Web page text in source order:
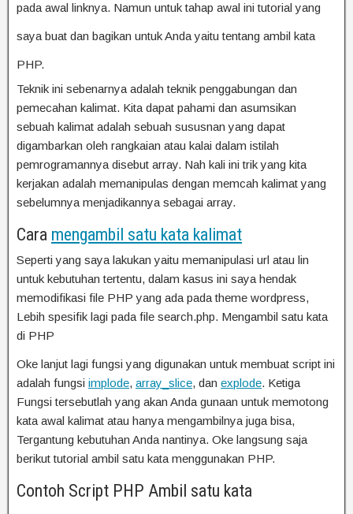
pada awal linknya. Namun untuk tahap awal ini tutorial yang
saya buat dan bagikan untuk Anda yaitu tentang ambil kata
PHP.
Teknik ini sebenarnya adalah teknik penggabungan dan
pemecahan kalimat. Kita dapat pahami dan asumsikan
sebuah kalimat adalah sebuah sususnan yang dapat
digambarkan oleh rangkaian atau kalai dalam istilah
pemrogramannya disebut array. Nah kali ini trik yang kita
kerjakan adalah memanipulas dengan memcah kalimat yang
sebelumnya menjadikannya sebagai array.
Cara mengambil satu kata kalimat
Seperti yang saya lakukan yaitu memanipulasi url atau lin
untuk kebutuhan tertentu, dalam kasus ini saya hendak
memodifikasi file PHP yang ada pada theme wordpress,
Lebih spesifik lagi pada file search.php. Mengambil satu kata
di PHP
Oke lanjut lagi fungsi yang digunakan untuk membuat script ini
adalah fungsi implode, array_slice, dan explode. Ketiga
Fungsi tersebutlah yang akan Anda gunaan untuk memotong
kata awal kalimat atau hanya mengambilnya juga bisa,
Tergantung kebutuhan Anda nantinya. Oke langsung saja
berikut tutorial ambil satu kata menggunakan PHP.
Contoh Script PHP Ambil satu kata